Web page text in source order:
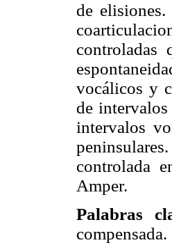
de elisiones.
controladas
vocálicos y
de
intervalos
controlada
Amper.
Palabras
compensada.